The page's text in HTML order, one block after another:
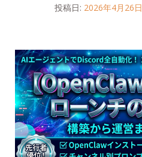
投稿日: 2026年4月26日